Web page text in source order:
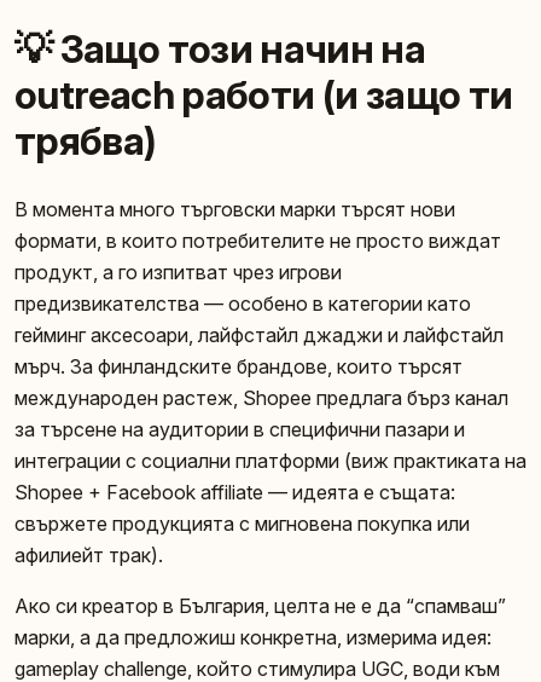
💡 Защо този начин на
outreach работи (и защо ти
трябва)
В момента много търговски марки търсят нови
формати, в които потребителите не просто виждат
продукт, а го изпитват чрез игрови
предизвикателства — особено в категории като
гейминг аксесоари, лайфстайл джаджи и лайфстайл
мърч. За финландските брандове, които търсят
международен растеж, Shopee предлага бърз канал
за търсене на аудитории в специфични пазари и
интеграции с социални платформи (виж практиката на
Shopee + Facebook affiliate — идеята е същата:
свържете продукцията с мигновена покупка или
афилиейт трак).
Ако си креатор в България, целта не е да “спамваш”
марки, а да предложиш конкретна, измерима идея:
gameplay challenge, който стимулира UGC, води към